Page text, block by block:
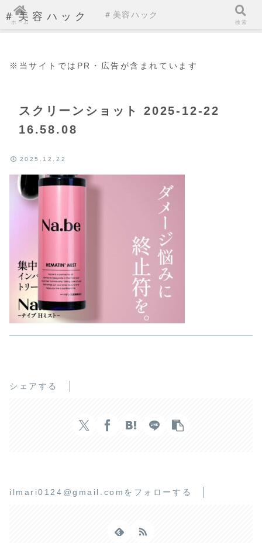
＃美容ハック
※当サイトではPR・広告が含まれています
スクリーンショット 2025-12-22
16.58.08
2025.12.22
シェアする
ilmari0124@gmail.comをフォローする
ホーム
＃美容ハック
検索